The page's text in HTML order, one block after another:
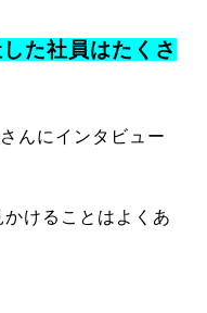
た社員はたくさ
んにインタビュー
けることはよくあ